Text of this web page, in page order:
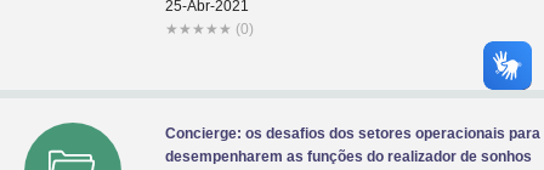
25-Abr-2021
★ ★ ★ ★ ★ (0)
Concierge: os desafios dos setores operacionais para
desempenharem as funções do realizador de sonhos